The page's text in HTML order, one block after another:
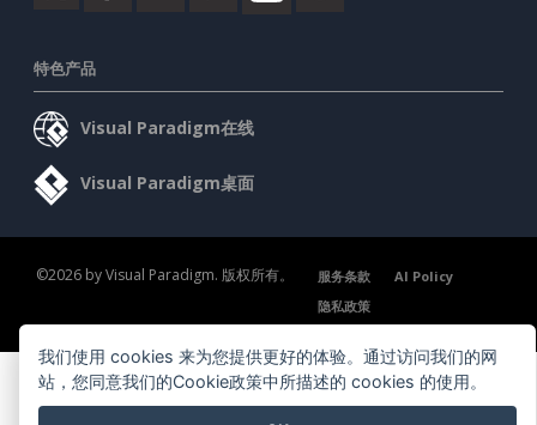
特色产品
Visual Paradigm在线
Visual Paradigm桌面
©2026 by Visual Paradigm. 版权所有。 服务条款
AI Policy
隐私政策
我们使用 cookies 来为您提供更好的体验。通过访问我们的网
站，您同意我们的Cookie政策中所描述的 cookies 的使用。